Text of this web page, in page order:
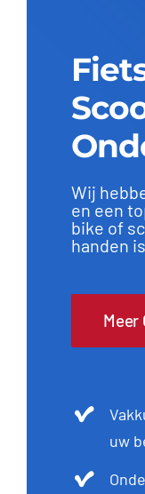
Wij
en een
bike of
handen
Meer
uw